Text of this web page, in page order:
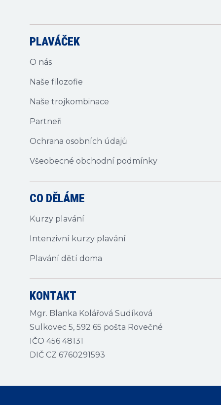
PLAVÁČEK
O nás
Naše filozofie
Naše trojkombinace
Partneři
Ochrana osobních údajů
Všeobecné obchodní podmínky
CO DĚLÁME
Kurzy plavání
Intenzivní kurzy plavání
Plavání dětí doma
KONTAKT
Mgr. Blanka Kolářová Sudíková
Sulkovec 5, 592 65 pošta Rovečné
IČO 456 48131
DIČ CZ 6760291593